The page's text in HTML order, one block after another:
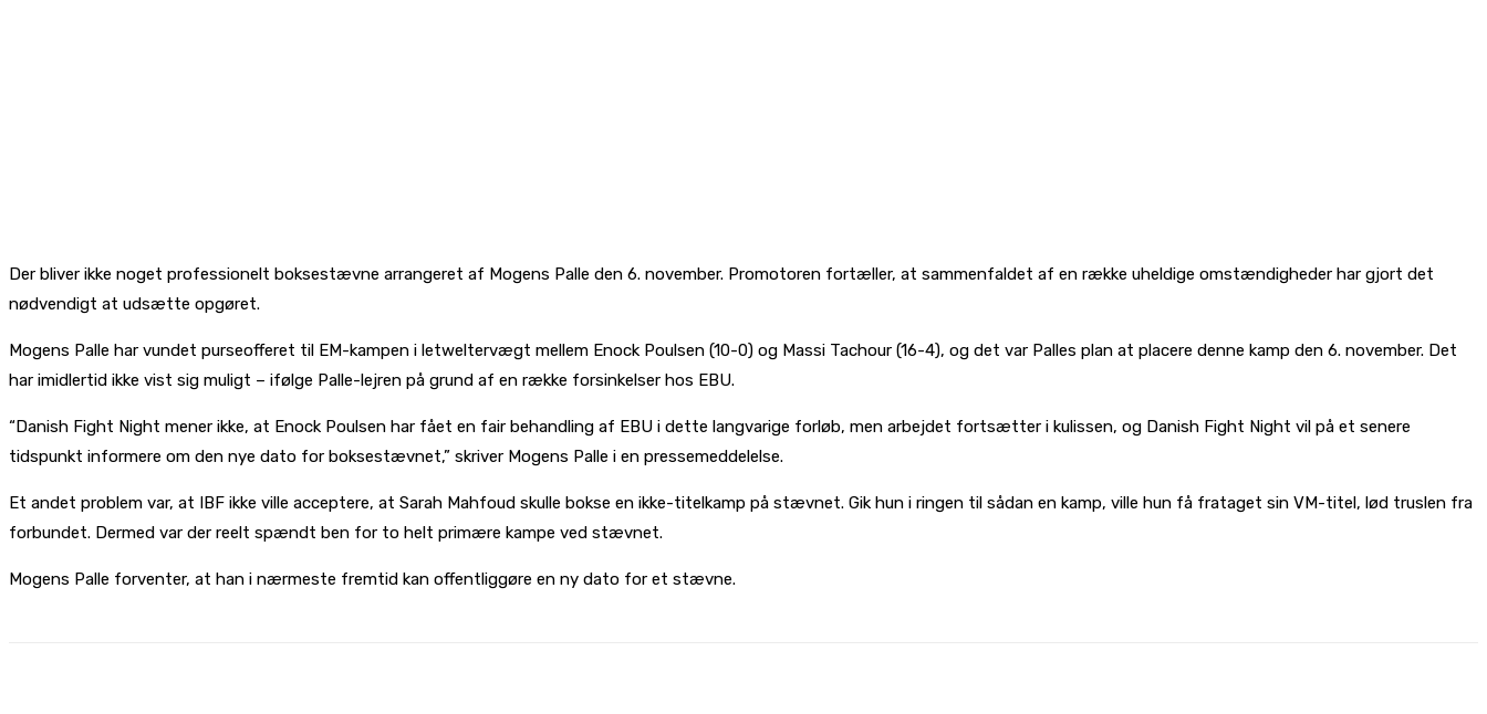
Der bliver ikke noget professionelt boksestævne arrangeret af Mogens Palle den 6. november. Promotoren fortæller, at sammenfaldet af en række uheldige omstændigheder har gjort det
nødvendigt at udsætte opgøret.
Mogens Palle har vundet purseofferet til EM-kampen i letweltervægt mellem Enock Poulsen (10-0) og Massi Tachour (16-4), og det var Palles plan at placere denne kamp den 6. november. Det
har imidlertid ikke vist sig muligt – ifølge Palle-lejren på grund af en række forsinkelser hos EBU.
“Danish Fight Night mener ikke, at Enock Poulsen har fået en fair behandling af EBU i dette langvarige forløb, men arbejdet fortsætter i kulissen, og Danish Fight Night vil på et senere
tidspunkt informere om den nye dato for boksestævnet,” skriver Mogens Palle i en pressemeddelelse.
Et andet problem var, at IBF ikke ville acceptere, at Sarah Mahfoud skulle bokse en ikke-titelkamp på stævnet. Gik hun i ringen til sådan en kamp, ville hun få frataget sin VM-titel, lød truslen fra
forbundet. Dermed var der reelt spændt ben for to helt primære kampe ved stævnet.
Mogens Palle forventer, at han i nærmeste fremtid kan offentliggøre en ny dato for et stævne.